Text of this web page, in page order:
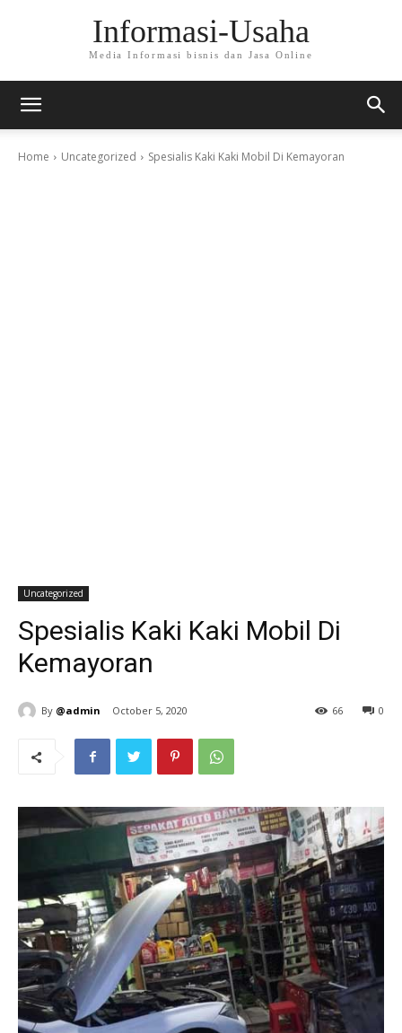
Informasi-Usaha
Media Informasi bisnis dan Jasa Online
Home Uncategorized Spesialis Kaki Kaki Mobil Di Kemayoran
Uncategorized
Spesialis Kaki Kaki Mobil Di
Kemayoran
By @admin October 5, 2020 0
66